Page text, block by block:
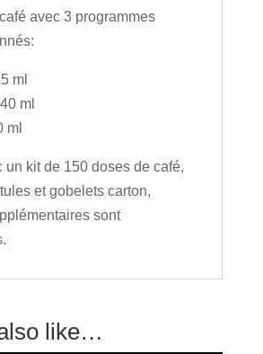
avec 3 programmes
ml
ml
ml
un kit de 150 doses de café,
et gobelets carton,
sont
like…